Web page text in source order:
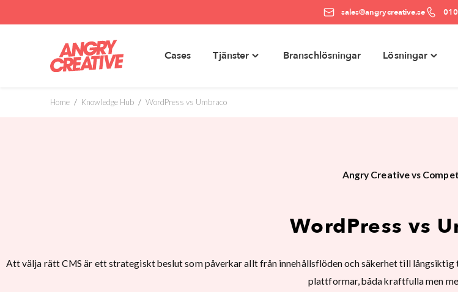
sales@angrycreative.se
Hoppa
till
Cases Tjänster Toggle
Branschlösningar Lösningar Toggle
Home / Knowledge Hub / WordPress vs Umbraco
Angry Creative vs
WordPress vs
Att välja rätt CMS är ett strategiskt beslut som påverkar allt från innehållsflöden och säkerhet till
plattformar, båda kraftfulla men